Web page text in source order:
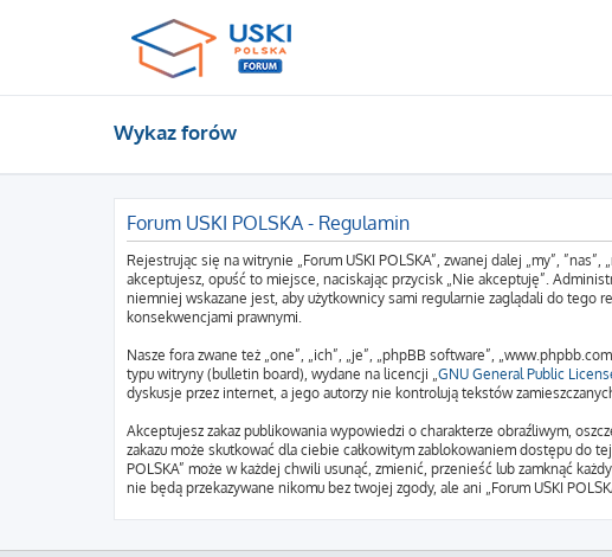
Wykaz forów
Forum USKI POLSKA - Regulamin
Rejestrując się na witrynie „Forum USKI POLSKA”, zwanej dalej „my”,
akceptujesz, opuść to miejsce, naciskając przycisk „Nie akceptuję”.
niemniej wskazane jest, aby użytkownicy sami regularnie zaglądali do tego
konsekwencjami prawnymi.
Nasze fora zwane też „one”, „ich”, „je”, „phpBB software”,
typu witryny (bulletin board), wydane na licencji „GNU General Public
dyskusje przez internet, a jego autorzy nie kontrolują tekstów
Akceptujesz zakaz publikowania wypowiedzi o charakterze obraźliwym,
zakazu może skutkować dla ciebie całkowitym zablokowaniem dostępu do
POLSKA” może w każdej chwili usunąć, zmienić, przenieść lub zamknąć
nie będą przekazywane nikomu bez twojej zgody, ale ani „Forum USKI